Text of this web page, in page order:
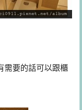
需要的話可以跟櫃